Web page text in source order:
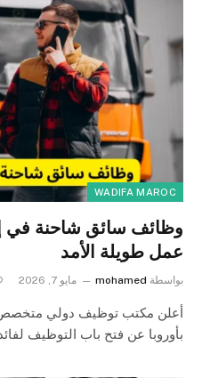
WADIFA MAROC
وظائف سائق شاحنة في
عمل طويلة الأمد
بواسطة mohamed مايو 7, 2026
أعلن مكتب توظيف دولي متخصص
بأوروبا عن فتح باب التوظيف